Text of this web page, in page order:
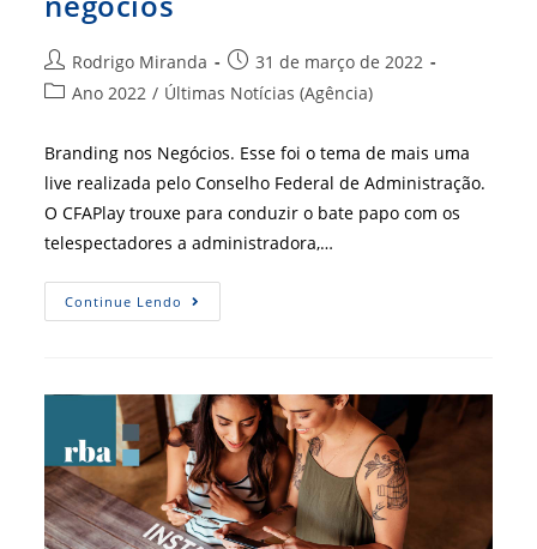
Autor
do
Rodrigo Miranda
Post
publicado:
31 de março de 2022
Categoria
post:
Ano 2022 / Últimas Notícias (Agência)
Branding nos Negócios. Esse foi o tema de mais uma
live realizada pelo Conselho Federal de Administração.
O CFAPlay trouxe para conduzir o bate papo com os
telespectadores a administradora,…
Continue Lendo CFAPlay
Debate
Mundo
Dos
Negócios